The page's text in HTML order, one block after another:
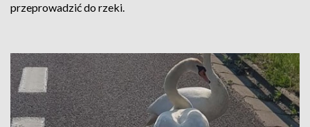
przeprowadzić do rzeki.